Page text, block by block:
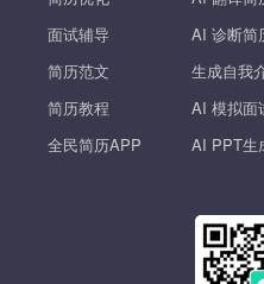
面试辅导
简历范文
简历教程
全民简历APP
AI 诊断简
生成自我
AI 模拟面
AI PPT生